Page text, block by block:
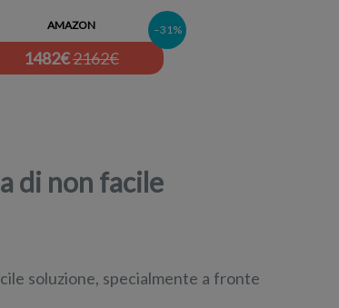
AMAZON
1482€2162€
–31%
di non facile
soluzione, specialmente a fronte